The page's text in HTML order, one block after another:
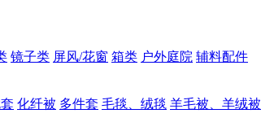
镜子类 屏风/花窗 箱类 户外庭院 辅料配件
化纤被 多件套 毛毯、绒毯 羊毛被、羊绒被